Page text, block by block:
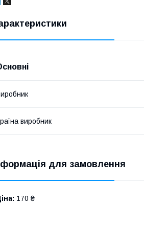
виробник
для замовлення
170 ₴